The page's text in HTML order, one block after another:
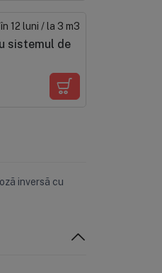
12 luni / la 3 m3
sistemul de
inversă cu